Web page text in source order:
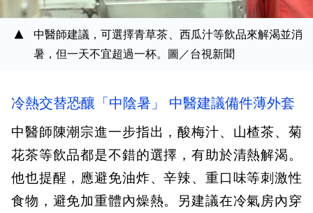
中醫師建議，可選擇青草茶、西瓜汁等飲品來解渴並消
暑，但一天不宜超過一杯。圖／台視新聞
冷熱交替恐釀「中陰暑」 中醫建議備件薄外套
中醫師陳潮宗進一步指出，酸梅汁、山楂茶、菊
花茶等飲品都是不錯的選擇，有助於清熱解渴。
他也提醒，應避免油炸、辛辣、重口味等刺激性
食物，避免加重體內燥熱。另建議在冷氣房內穿